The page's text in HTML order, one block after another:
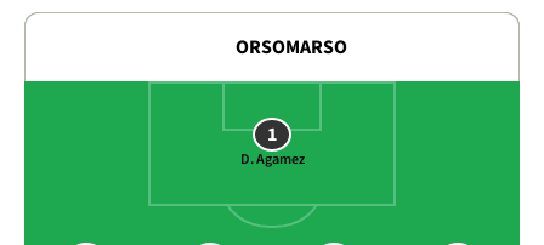
ORSOMARSO
1
D. Agamez